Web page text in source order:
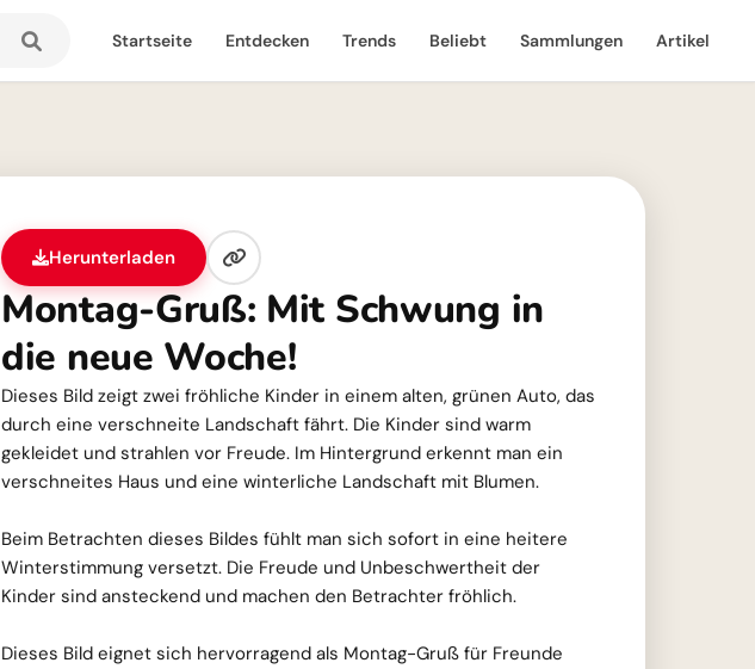
Startseite Entdecken Trends Beliebt Sammlungen Artikel
Herunterladen
Montag-Gruß: Mit Schwung in
die neue Woche!
Dieses Bild zeigt zwei fröhliche Kinder in einem alten, grünen Auto, das
durch eine verschneite Landschaft fährt. Die Kinder sind warm
gekleidet und strahlen vor Freude. Im Hintergrund erkennt man ein
verschneites Haus und eine winterliche Landschaft mit Blumen.
Beim Betrachten dieses Bildes fühlt man sich sofort in eine heitere
Winterstimmung versetzt. Die Freude und Unbeschwertheit der
Kinder sind ansteckend und machen den Betrachter fröhlich.
Dieses Bild eignet sich hervorragend als Montag-Gruß für Freunde